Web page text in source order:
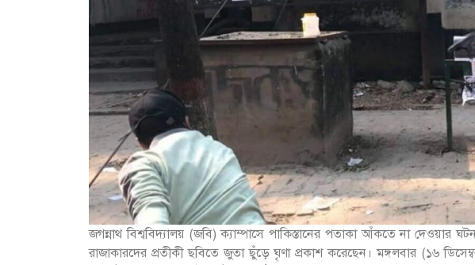
জগন্নাথ বিশ্ববিদ্যালয় (জবি) ক্যাম্পাসে পাকিস্তানের পতাকা আঁকতে না দেওয়ার
রাজাকারদের প্রতীকী ছবিতে জুতা ছুঁড়ে ঘৃণা প্রকাশ করেছেন। মঙ্গলবার (১৬